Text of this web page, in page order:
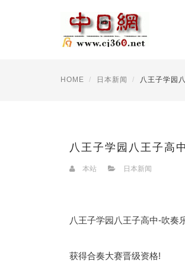
HOME 日本新闻 八王子学园
八王子学园八王子高
本站 日本新闻
八王子学园八王子高中-吹奏
获得合奏大赛晋级资格!